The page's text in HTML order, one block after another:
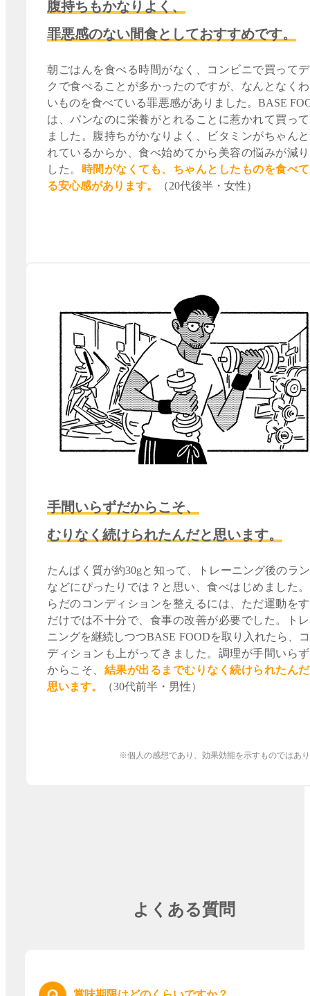
腹持ちもかなりよく、
罪悪感のない間食としておすすめです。
朝ごはんを食べる時間がなく、コンビニで買って
クで食べることが多かったのですが、なんとなく
いものを食べている罪悪感がありました。BASE
は、パンなのに栄養がとれることに惹かれて買っ
ました。腹持ちがかなりよく、ビタミンがちゃん
れているからか、食べ始めてから美容の悩みが減
した。
時間がなくても、ちゃんとしたものを食べ
る安心感があります。
（20代後半・女性）
手間いらずだからこそ、
むりなく続けられたんだと思います。
たんぱく質が約30gと知って、トレーニング後のラ
などにぴったりでは？と思い、食べはじめました
らだのコンディションを整えるには、ただ運動を
だけでは不十分で、食事の改善が必要でした。ト
ニングを継続しつつBASE FOODを取り入れたら、
ディションも上がってきました。調理が手間いら
からこそ、 結果が出るまでむりなく続けられたん
思います。
（30代前半・男性）
※個人の感想であり、効果効能を示すものではあ
よくある質問